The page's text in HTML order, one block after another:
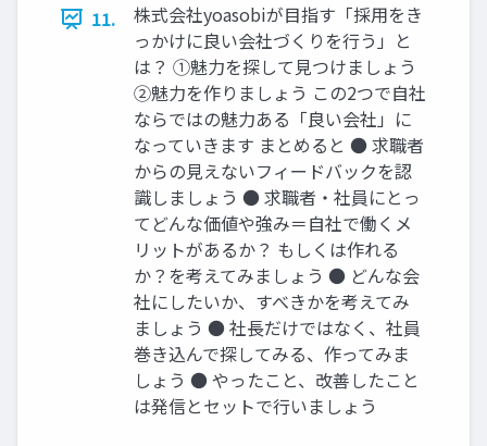
11.
株式会社yoasobiが⽬指す「採⽤をき
っかけに良い会社づくりを⾏う」と
は？ ①魅⼒を探して⾒つけましょう
②魅⼒を作りましょう この2つで⾃社
ならではの魅⼒ある「良い会社」に
なっていきます まとめると ● 求職者
からの⾒えないフィードバックを認
識しましょう ● 求職者‧社員にとっ
てどんな価値や強み＝⾃社で働くメ
リットがあるか？ もしくは作れる
か？を考えてみましょう ● どんな会
社にしたいか、すべきかを考えてみ
ましょう ● 社⻑だけではなく、社員
巻き込んで探してみる、作ってみま
しょう ● やったこと、改善したこと
は発信とセットで⾏いましょう